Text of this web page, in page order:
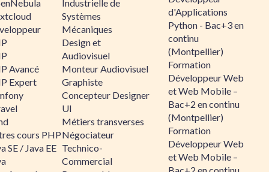
Avancé
Expert
cours PHP
SE / Java EE
Industrielle de
Systèmes
Mécaniques
Design et
Audiovisuel
Monteur Audiovisuel
Graphiste
Concepteur Designer
UI
Métiers transverses
Négociateur
Technico-
Commercial
d'Applications
Python - Bac+3 en
continu
(Montpellier)
Formation
Développeur Web
et Web Mobile –
Bac+2 en continu
(Montpellier)
Formation
Développeur Web
et Web Mobile –